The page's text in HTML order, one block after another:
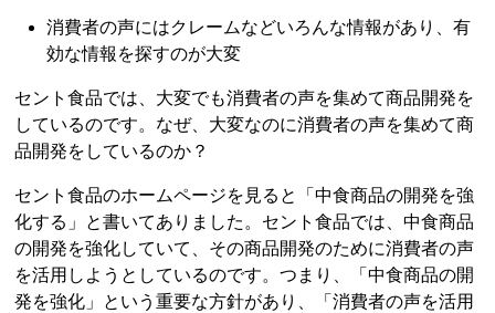
消費者の声にはクレームなどいろんな情報があり、有
効な情報を探すのが大変
セント食品では、大変でも消費者の声を集めて商品開発を
しているのです。なぜ、大変なのに消費者の声を集めて商
品開発をしているのか？
セント食品のホームページを見ると「中食商品の開発を強
化する」と書いてありました。セント食品では、中食商品
の開発を強化していて、その商品開発のために消費者の声
を活用しようとしているのです。つまり、「中食商品の開
発を強化」という重要な方針があり、「消費者の声を活用